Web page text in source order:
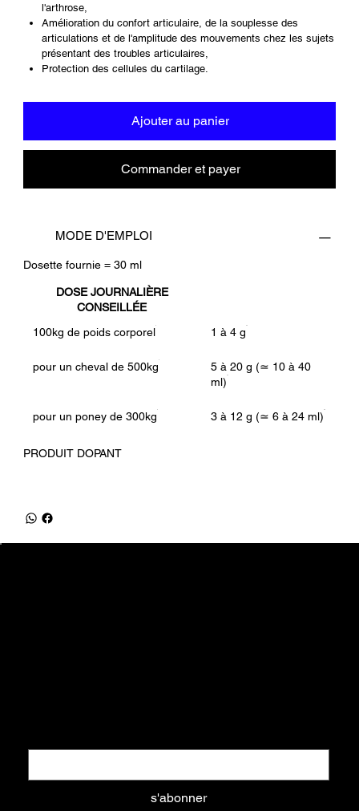
l'arthrose,
Amélioration du confort articulaire, de la souplesse des
articulations et de l'amplitude des mouvements chez les sujets
présentant des troubles articulaires,
Protection des cellules du cartilage.
Ajouter au panier
Commander et payer
MODE D'EMPLOI
Dosette fournie = 30 ml
DOSE JOURNALIÈRE
CONSEILLÉE
100kg de poids corporel
1 à 4 g
pour un cheval de 500kg
5 à 20 g (≃ 10 à 40
ml)
pour un poney de 300kg 3 à 12 g (≃ 6 à 24 ml)
PRODUIT DOPANT
s'abonner